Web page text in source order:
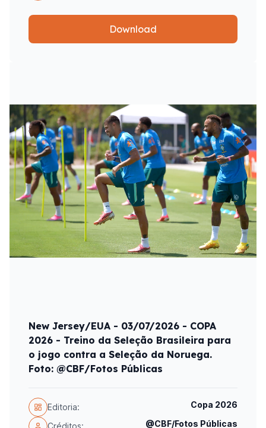
Download
New Jersey/EUA - 03/07/2026 - COPA
2026 - Treino da Seleção Brasileira para
o jogo contra a Seleção da Noruega.
Foto: @CBF/Fotos Públicas
Editoria: Copa 2026
Créditos: @CBF/Fotos Públicas